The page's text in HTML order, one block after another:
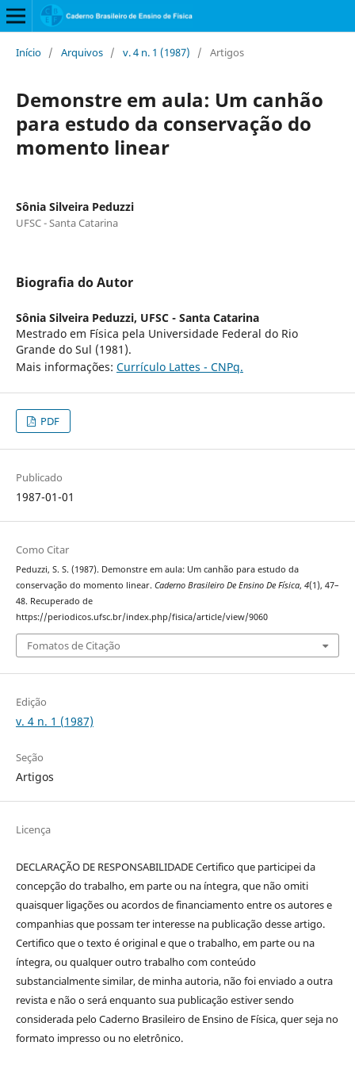
Início / Arquivos / v. 4 n. 1 (1987) / Artigos
Demonstre em aula: Um canhão
para estudo da conservação do
momento linear
Sônia Silveira Peduzzi
UFSC - Santa Catarina
Biografia do Autor
Sônia Silveira Peduzzi, UFSC - Santa Catarina
Mestrado em Física pela Universidade Federal do Rio
Grande do Sul (1981).
Mais informações: Currículo Lattes - CNPq.
PDF
Publicado
1987-01-01
Como Citar
Peduzzi, S. S. (1987). Demonstre em aula: Um canhão para estudo da
conservação do momento linear. Caderno Brasileiro De Ensino De Física, 4(1), 47–
48. Recuperado de
https://periodicos.ufsc.br/index.php/fisica/article/view/9060
Fomatos de Citação
Edição
v. 4 n. 1 (1987)
Seção
Artigos
Licença
DECLARAÇÃO DE RESPONSABILIDADE Certifico que participei da
concepção do trabalho, em parte ou na íntegra, que não omiti
quaisquer ligações ou acordos de financiamento entre os autores e
companhias que possam ter interesse na publicação desse artigo.
Certifico que o texto é original e que o trabalho, em parte ou na
íntegra, ou qualquer outro trabalho com conteúdo
substancialmente similar, de minha autoria, não foi enviado a outra
revista e não o será enquanto sua publicação estiver sendo
considerada pelo Caderno Brasileiro de Ensino de Física, quer seja no
formato impresso ou no eletrônico.